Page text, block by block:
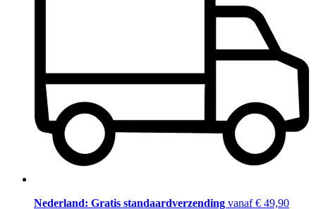
Nederland: Gratis standaardverzending vanaf € 49,90